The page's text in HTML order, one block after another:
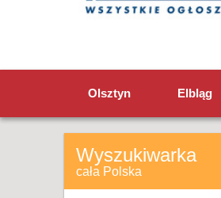
Olsztyn Elbląg
Wyszukiwarka
cała Polska